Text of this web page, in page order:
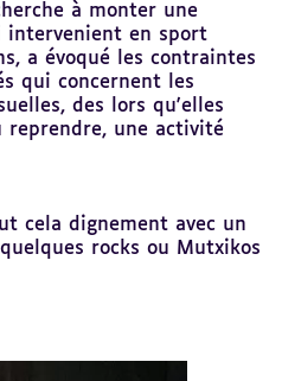
à monter une
intervenient en sport
a évoqué les contraintes
qui concernent les
des lors qu'elles
reprendre, une activité
cela dignement avec un
rocks ou Mutxikos